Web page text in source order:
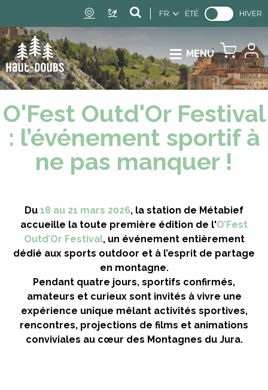
FR ÉTÉ HIVER
MENU
O'Fest Outd'Or Festival
: l’événement sportif à
ne pas manquer !
Du 18 au 21 mars 2026, la station de Métabief
accueille la toute première édition de l'O’Fest
Outd’Or Festival, un événement entièrement
dédié aux sports outdoor et à l’esprit de partage
en montagne.
Pendant quatre jours, sportifs confirmés,
amateurs et curieux sont invités à vivre une
expérience unique mêlant activités sportives,
rencontres, projections de films et animations
conviviales au cœur des Montagnes du Jura.